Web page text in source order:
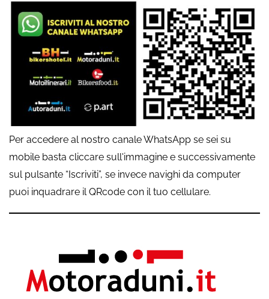
Per accedere al nostro canale WhatsApp se sei su
mobile basta cliccare sull'immagine e successivamente
sul pulsante “Iscriviti”, se invece navighi da computer
puoi inquadrare il QRcode con il tuo cellulare.